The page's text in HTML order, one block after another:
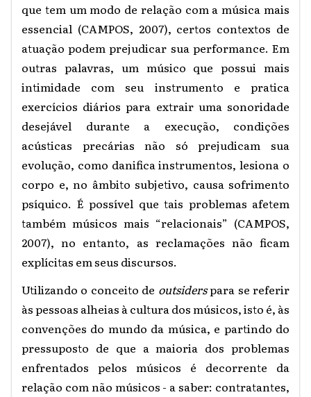
que tem um modo de relação com a música mais
essencial (CAMPOS, 2007), certos contextos de
atuação podem prejudicar sua performance. Em
outras palavras, um músico que possui mais
intimidade com seu instrumento e pratica
exercícios diários para extrair uma sonoridade
desejável durante a execução, condições
acústicas precárias não só prejudicam sua
evolução, como danifica instrumentos, lesiona o
corpo e, no âmbito subjetivo, causa sofrimento
psíquico. É possível que tais problemas afetem
também músicos mais “relacionais” (CAMPOS,
2007), no entanto, as reclamações não ficam
explícitas em seus discursos.
Utilizando o conceito de outsiderspara se referir
às pessoas alheias à cultura dos músicos, isto é, às
convenções do mundo da música, e partindo do
pressuposto de que a maioria dos problemas
enfrentados pelos músicos é decorrente da
relação com não músicos - a saber: contratantes,